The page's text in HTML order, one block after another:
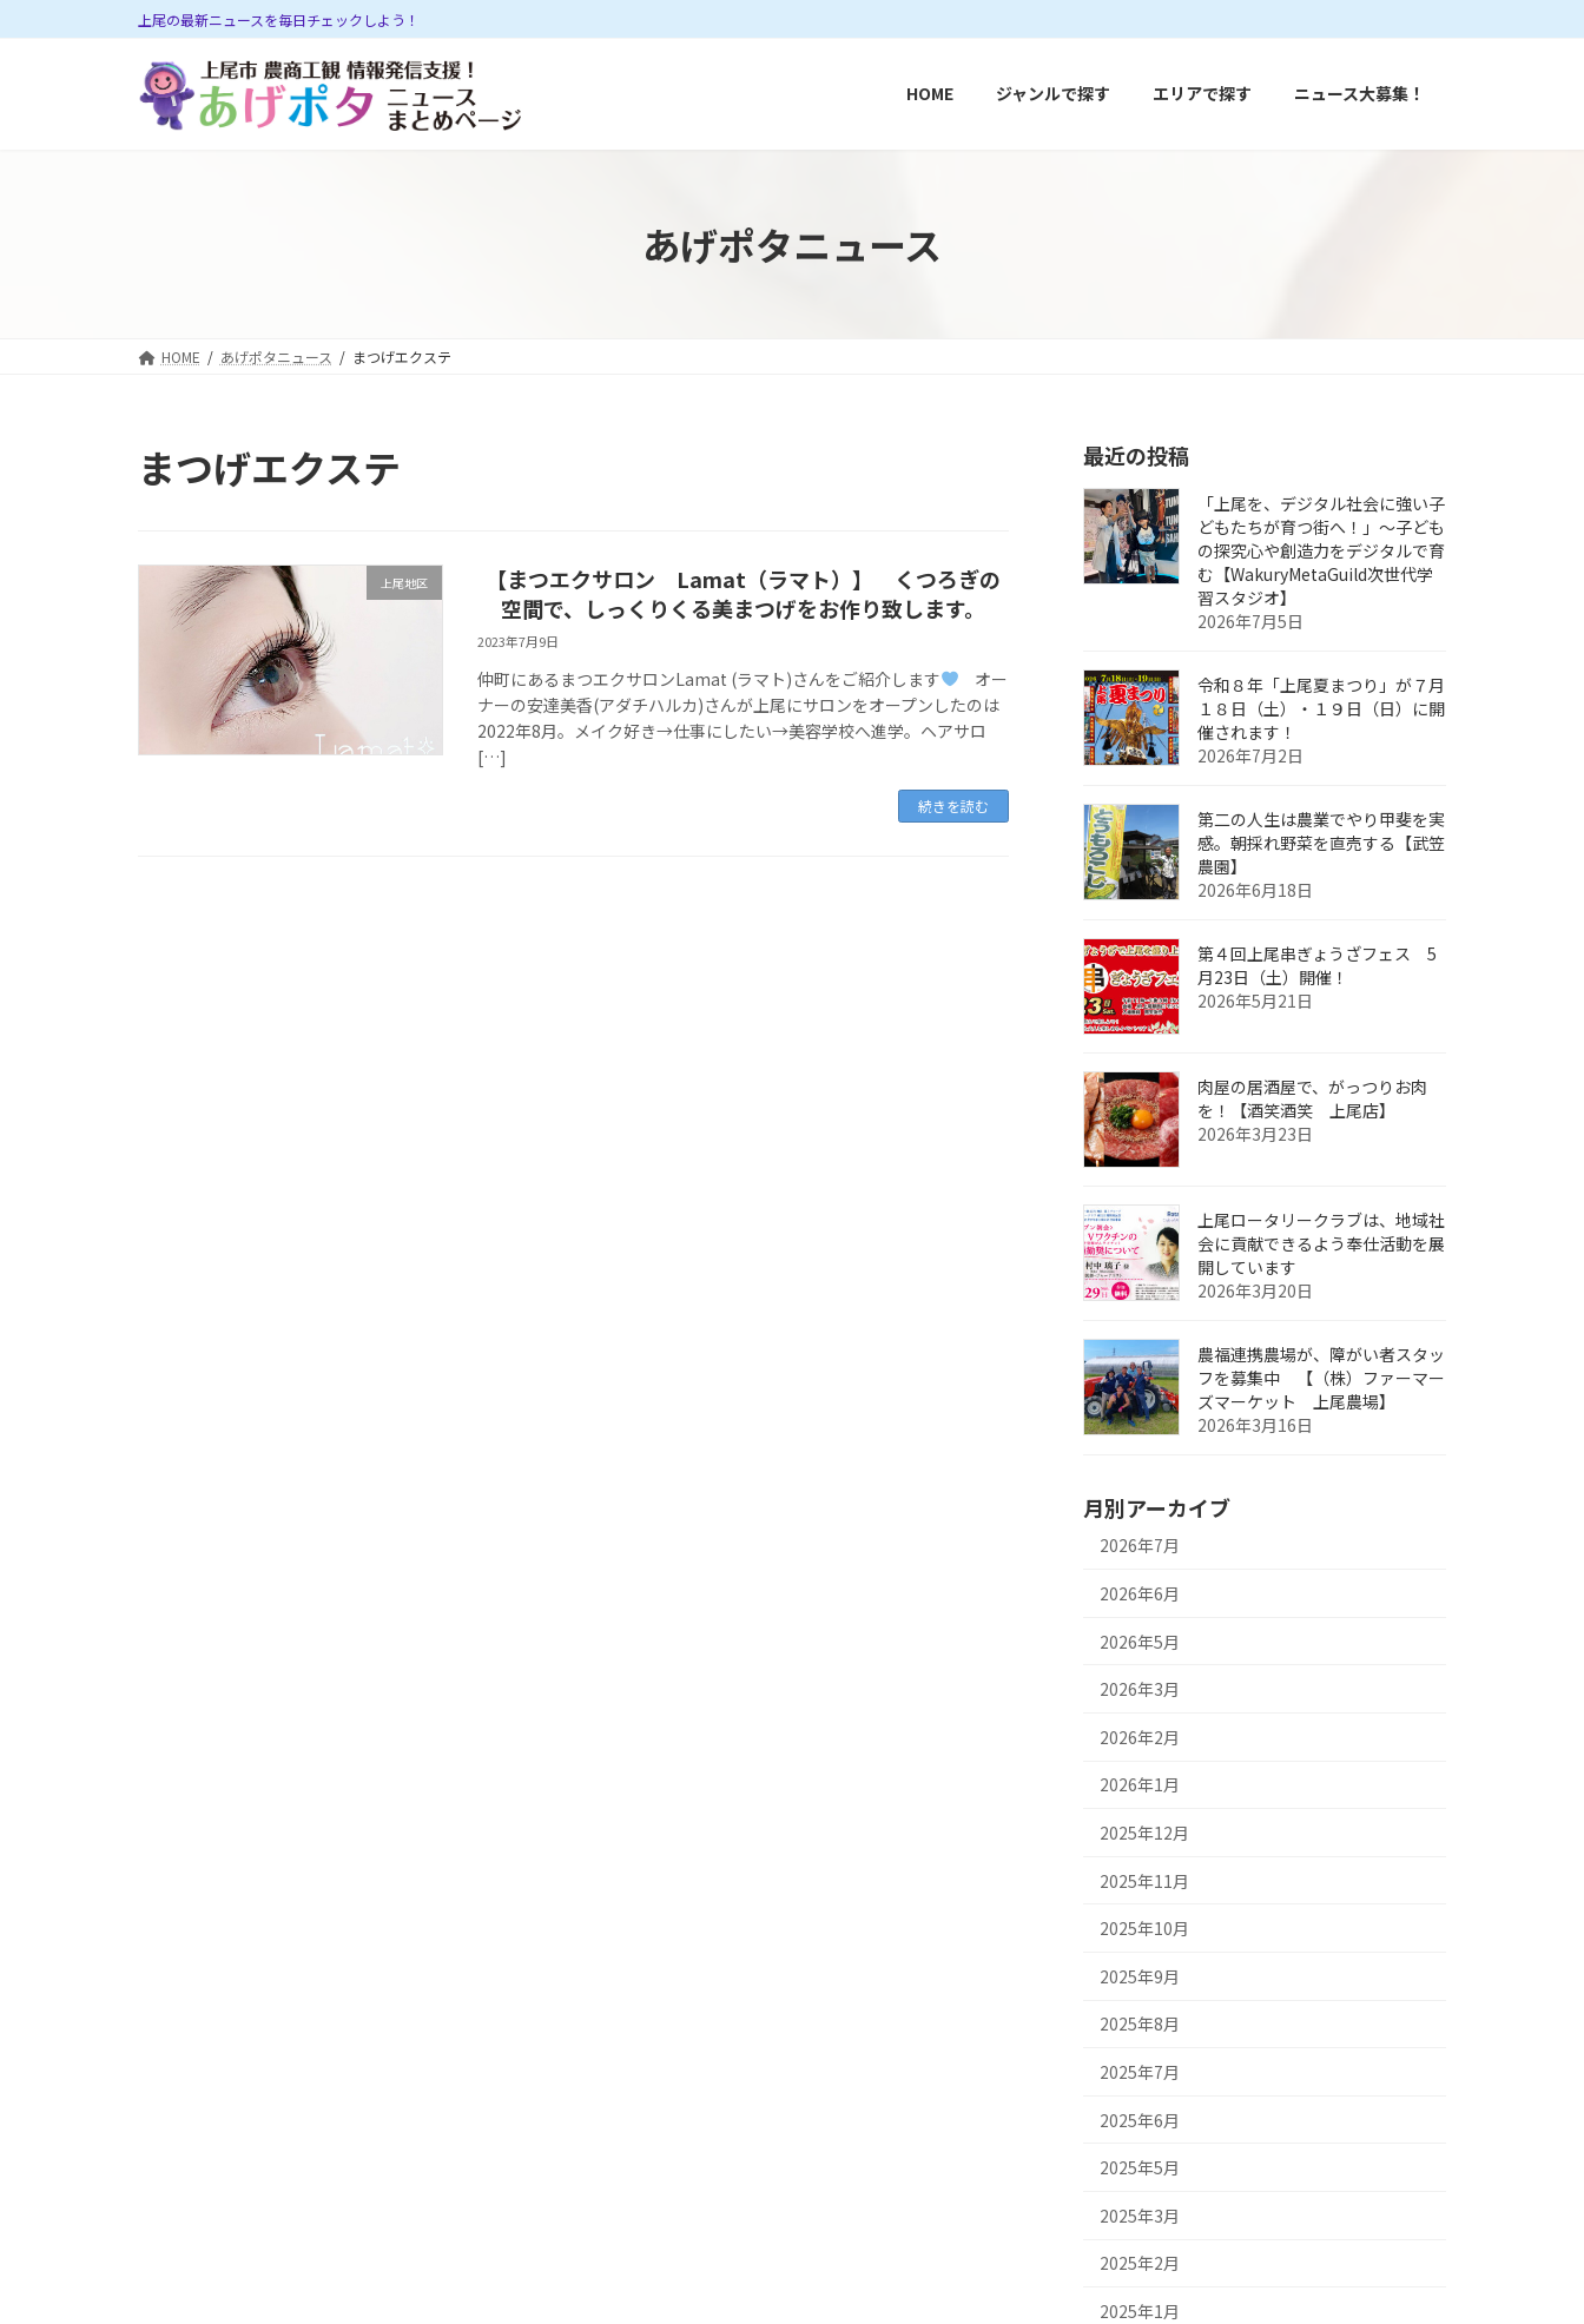
ン
ビ
上尾の最新ニュースを毎日チェックしよう！
HOME ジャンルで探す エリアで探す ニュース大募集！
あげポタニュース
HOME あげポタニュース まつげエクステ
まつげエクステ
上尾地区
【まつエクサロン Lamat（ラマト）】 くつろぎの
空間で、しっくりくる美まつげをお作り致します。
2023年7月9日
仲町にあるまつエクサロンLamat (ラマト)さんをご紹介します
オー
ナーの安達美香(アダチハルカ)さんが上尾にサロンをオープンしたのは
2022年8月。メイク好き→仕事にしたい→美容学校へ進学。ヘアサロ
[…]
続きを読む
最近の投稿
「上尾を、デジタル社会に強い子
どもたちが育つ街へ！」〜子ども
の探究心や創造力をデジタルで育
む【WakuryMetaGuild次世代学
習スタジオ】
2026年7月5日
令和８年「上尾夏まつり」が７月
１８日（土）・１９日（日）に開
催されます！
2026年7月2日
第二の人生は農業でやり甲斐を実
感。朝採れ野菜を直売する【武笠
農園】
2026年6月18日
第４回上尾串ぎょうざフェス 5
月23日（土）開催！
2026年5月21日
肉屋の居酒屋で、がっつりお肉
を！【酒笑酒笑 上尾店】
2026年3月23日
上尾ロータリークラブは、地域社
会に貢献できるよう奉仕活動を展
開しています
2026年3月20日
農福連携農場が、障がい者スタッ
フを募集中 【（株）ファーマー
ズマーケット 上尾農場】
2026年3月16日
月別アーカイブ
2026年7月
2026年6月
2026年5月
2026年3月
2026年2月
2026年1月
2025年12月
2025年11月
2025年10月
2025年9月
2025年8月
2025年7月
2025年6月
2025年5月
2025年3月
2025年2月
2025年1月